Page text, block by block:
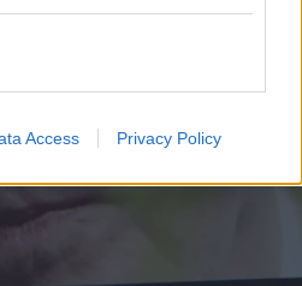
Access Privacy Policy